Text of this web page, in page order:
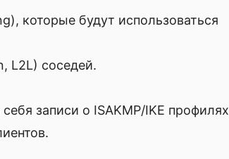
которые будут использоваться
L2L) соседей.
записи о ISAKMP/IKE профилях